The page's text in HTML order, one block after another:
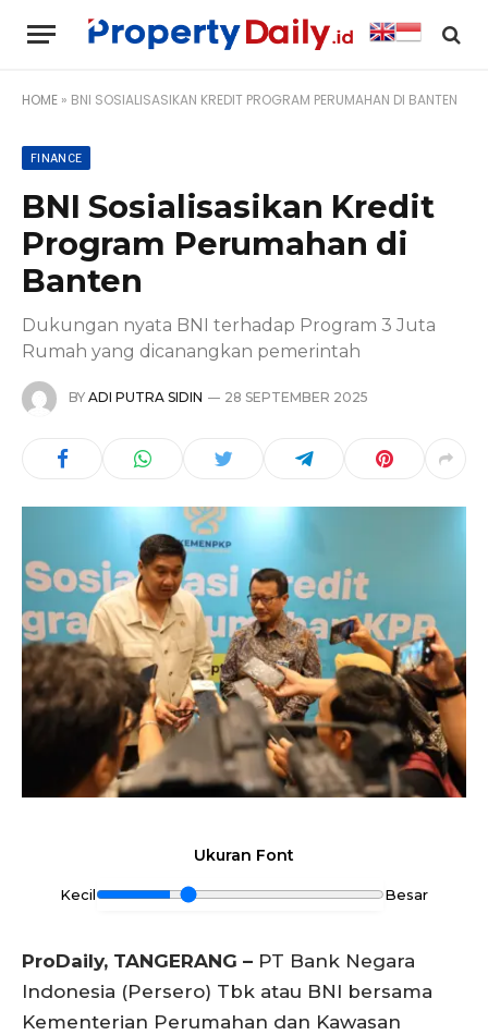
HOME » BNI SOSIALISASIKAN KREDIT PROGRAM PERUMAHAN DI BANTEN
FINANCE
BNI Sosialisasikan Kredit
Program Perumahan di
Banten
Dukungan nyata BNI terhadap Program 3 Juta
Rumah yang dicanangkan pemerintah
BY ADI PUTRA SIDIN 28 SEPTEMBER 2025
Ukuran Font
Kecil Besar
ProDaily, TANGERANG – PT Bank Negara
Indonesia (Persero) Tbk atau BNI bersama
Kementerian Perumahan dan Kawasan